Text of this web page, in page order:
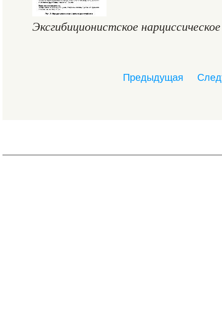
Эксгибиционистское
Предыдущая